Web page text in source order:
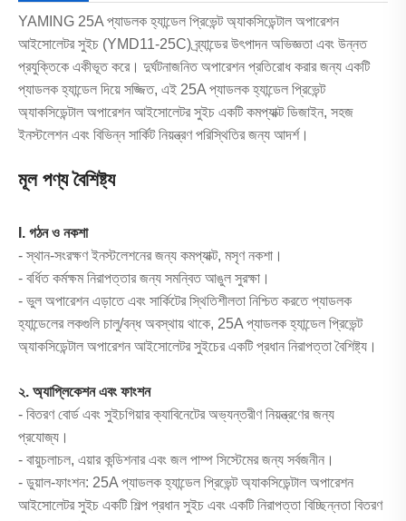
YAMING 25A প্যাডলক হ্যান্ডেল প্রিভেন্ট অ্যাকসিডেন্টাল অপারেশন
আইসোলেটর সুইচ (YMD11-25C) ব্র্যান্ডের উৎপাদন অভিজ্ঞতা এবং উন্নত
প্রযুক্তিকে একীভূত করে। দুর্ঘটনাজনিত অপারেশন প্রতিরোধ করার জন্য একটি
প্যাডলক হ্যান্ডেল দিয়ে সজ্জিত, এই 25A প্যাডলক হ্যান্ডেল প্রিভেন্ট
অ্যাকসিডেন্টাল অপারেশন আইসোলেটর সুইচ একটি কমপ্যাক্ট ডিজাইন, সহজ
ইনস্টলেশন এবং বিভিন্ন সার্কিট নিয়ন্ত্রণ পরিস্থিতির জন্য আদর্শ।
মূল পণ্য বৈশিষ্ট্য
I. গঠন ও নকশা
- স্থান-সংরক্ষণ ইনস্টলেশনের জন্য কমপ্যাক্ট, মসৃণ নকশা।
- বর্ধিত কর্মক্ষম নিরাপত্তার জন্য সমন্বিত আঙুল সুরক্ষা।
- ভুল অপারেশন এড়াতে এবং সার্কিটের স্থিতিশীলতা নিশ্চিত করতে প্যাডলক
হ্যান্ডেলের লকগুলি চালু/বন্ধ অবস্থায় থাকে, 25A প্যাডলক হ্যান্ডেল প্রিভেন্ট
অ্যাকসিডেন্টাল অপারেশন আইসোলেটর সুইচের একটি প্রধান নিরাপত্তা বৈশিষ্ট্য।
২. অ্যাপ্লিকেশন এবং ফাংশন
- বিতরণ বোর্ড এবং সুইচগিয়ার ক্যাবিনেটের অভ্যন্তরীণ নিয়ন্ত্রণের জন্য
প্রযোজ্য।
- বায়ুচলাচল, এয়ার কন্ডিশনার এবং জল পাম্প সিস্টেমের জন্য সর্বজনীন।
- ডুয়াল-ফাংশন: 25A প্যাডলক হ্যান্ডেল প্রিভেন্ট অ্যাকসিডেন্টাল অপারেশন
আইসোলেটর সুইচ একটি শিল্প প্রধান সুইচ এবং একটি নিরাপত্তা বিচ্ছিন্নতা বিতরণ